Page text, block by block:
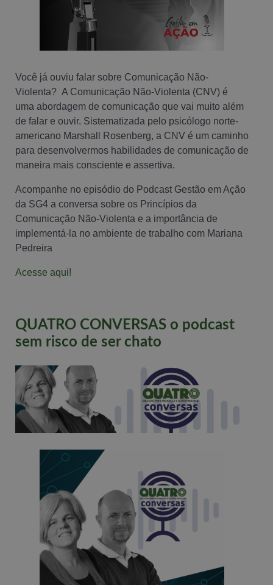
Você já ouviu falar sobre Comunicação Não-
Violenta? A Comunicação Não-Violenta (CNV) é
uma abordagem de comunicação que vai muito além
de falar e ouvir. Sistematizada pelo psicólogo norte-
americano Marshall Rosenberg, a CNV é um caminho
para desenvolvermos habilidades de comunicação de
maneira mais consciente e assertiva.
Acompanhe no episódio do Podcast Gestão em Ação
da SG4 a conversa sobre os Princípios da
Comunicação Não-Violenta e a importância de
implementá-la no ambiente de trabalho com Mariana
Pedreira
Acesse aqui!
QUATRO CONVERSAS o podcast
sem risco de ser chato